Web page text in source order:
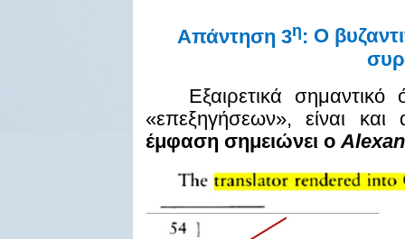
Απάντηση 3η: Ο
Εξαιρετικά
«επεξηγήσεων», είναι
έμφαση σημειώνει ο